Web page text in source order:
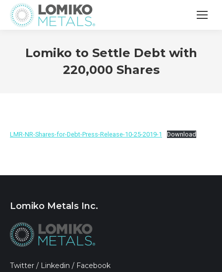
Lomiko to Settle Debt with
220,000 Shares
LMR-NR-Shares-for-Debt-Press-Release-10-25-2019-1 Download
Lomiko Metals Inc.
Twitter / Linkedin / Facebook